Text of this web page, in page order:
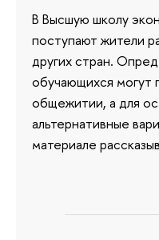
В Высшую школу
поступают жители
других стран.
обучающихся могут
общежитии, а для
альтернативные
материале